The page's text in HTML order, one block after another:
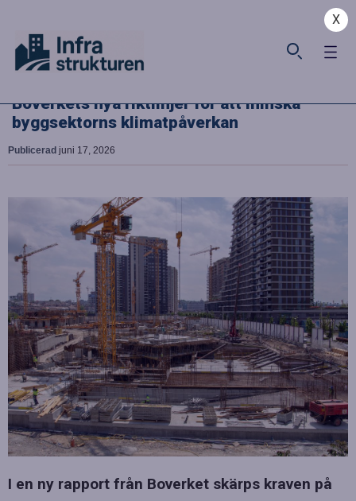
X
Boverkets nya riktlinjer för att minska
byggsektorns klimatpåverkan
Publicerad juni 17, 2026
I en ny rapport från Boverket skärps kraven på